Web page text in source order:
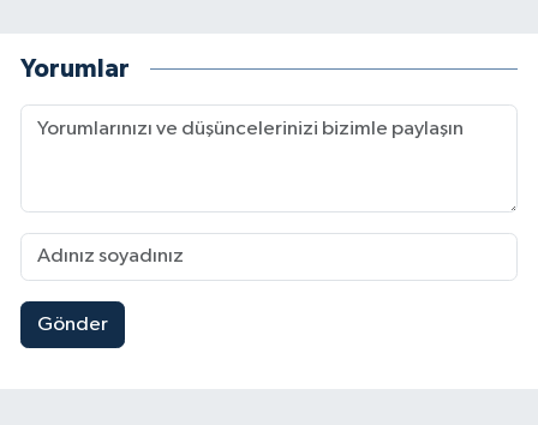
Yorumlar
Gönder
17:19 |Kahramanmaraşlı İşçi Adana'daki Tünel